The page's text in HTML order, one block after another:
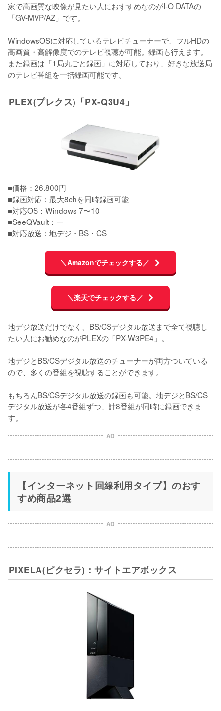
家で高画質な映像が見たい人におすすめなのがI-O DATAの
「GV-MVP/AZ」です。
WindowsOSに対応しているテレビチューナーで、フルHDの
高画質・高解像度でのテレビ視聴が可能。録画も行えます。
また録画は「1局丸ごと録画」に対応しており、好きな放送局
のテレビ番組を一括録画可能です。
PLEX(プレクス)「PX-Q3U4」
■価格：26.800円
■録画対応：最大8chを同時録画可能
■対応OS：Windows 7〜10
■SeeQVault：ー
■対応放送：地デジ・BS・CS
＼Amazonでチェックする／
＼楽天でチェックする／
地デジ放送だけでなく、BS/CSデジタル放送まで全て視聴し
たい人にお勧めなのがPLEXの「PX-W3PE4」。
地デジとBS/CSデジタル放送のチューナーが両方ついている
ので、多くの番組を視聴することができます。
もちろんBS/CSデジタル放送の録画も可能。地デジとBS/CS
デジタル放送が各4番組ずつ、計8番組が同時に録画できま
す。
AD
【インターネット回線利用タイプ】のおす
すめ商品2選
AD
PIXELA(ピクセラ)：サイトエアボックス